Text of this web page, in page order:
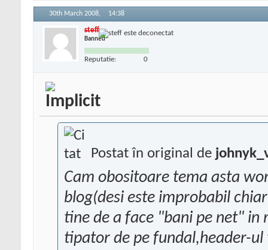
30th March 2008, 14:38
steff
Banned
Reputatie: 0
Postat în original de
Cam obositoare tema asta
blog(desi este improbabil
tine de a face "bani pe net" in
tipator de pe fundal,header-